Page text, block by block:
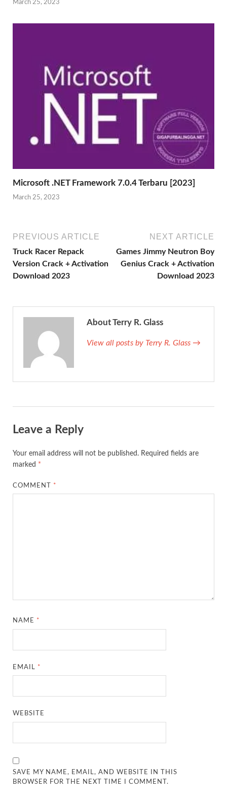
March 25, 2023
Microsoft .NET Framework 7.0.4 Terbaru [2023]
March 25, 2023
PREVIOUS ARTICLE
Truck Racer Repack
Version Crack + Activation
Download 2023
NEXT ARTICLE
Games Jimmy Neutron Boy
Genius Crack + Activation
Download 2023
About Terry R. Glass
View all posts by Terry R. Glass →
Leave a Reply
Your email address will not be published. Required fields are
marked *
COMMENT *
NAME *
EMAIL *
WEBSITE
SAVE MY NAME, EMAIL, AND WEBSITE IN THIS
BROWSER FOR THE NEXT TIME I COMMENT.